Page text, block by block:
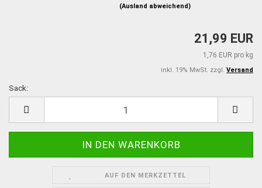
(Ausland abweichend)
21,99 EUR
1,76 EUR pro kg
inkl. 19% MwSt. zzgl. Versand
Sack:
AUF DEN MERKZETTEL